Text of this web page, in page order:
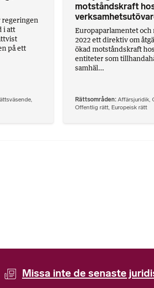
regeringen
i att
på ett
motståndskraft
Europaparlamentet och
2022 ett direktiv om
ökad motståndskraft
entiteter som
samhäl...
Rättsområden Affärsjuridik,
Offentlig rätt, Europeisk rätt
Missa inte de senaste